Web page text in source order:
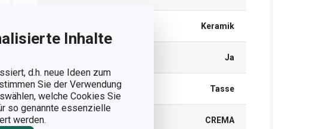
Inhalte
d.h. neue Ideen zum
Sie der Verwendung
welche Cookies Sie
so genannte essenzielle
werden.
Keramik
Ja
PRODUKTART Tasse
CREMA